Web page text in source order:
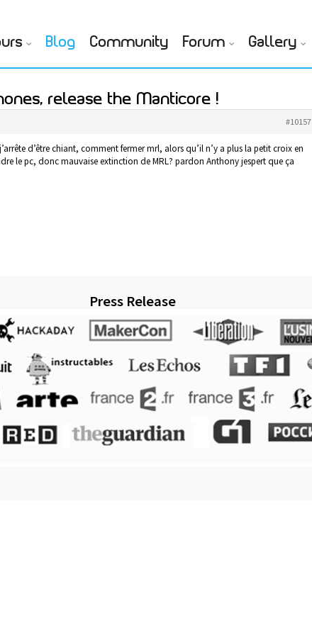
Blog Community Forum Gallery
release the Manticore !
#10157
d’être chiant, comment fermer mrl, alors qu’il n’y a plus la petit croix en
le pc, donc mauvaise extinction de MRL? pardon Anthony jespert que ça
Press Release